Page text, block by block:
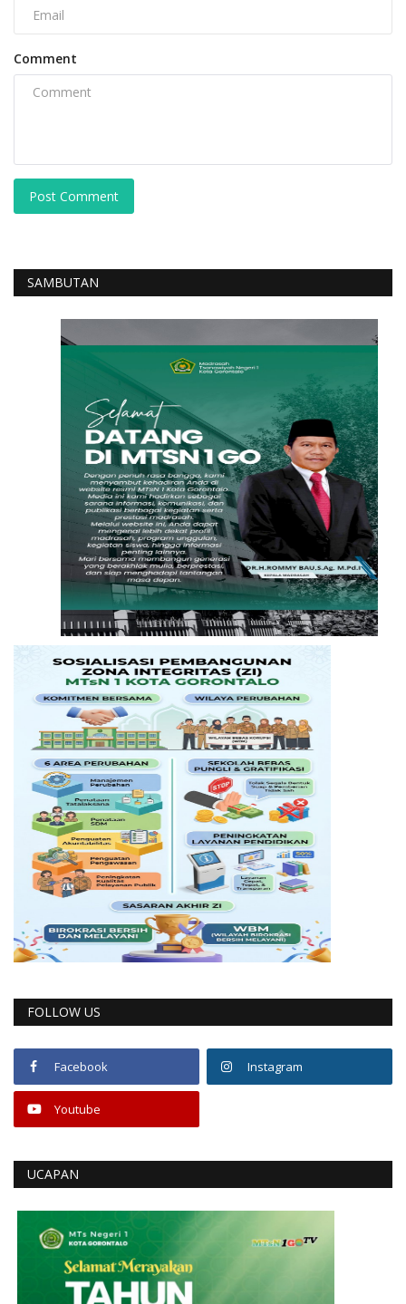
Comment
Post Comment
SAMBUTAN
FOLLOW US
Facebook Instagram
Youtube
UCAPAN